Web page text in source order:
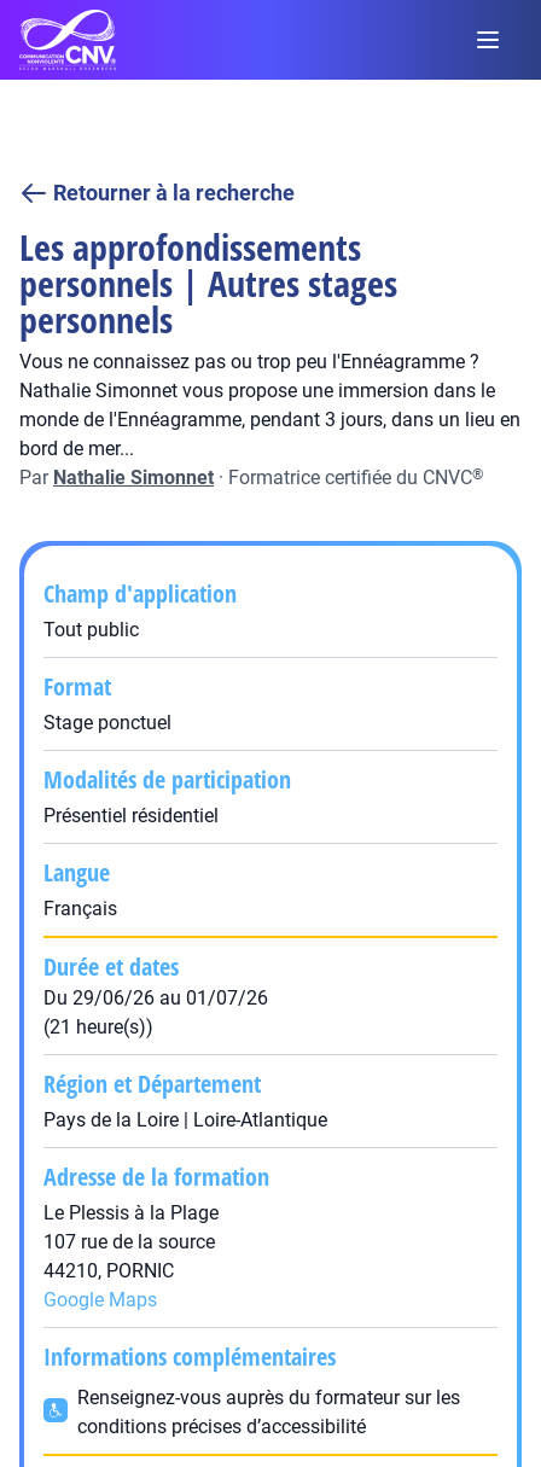
Retourner à la recherche
Les approfondissements
personnels | Autres stages
personnels
Vous ne connaissez pas ou trop peu l'Ennéagramme ?
Nathalie Simonnet vous propose une immersion dans le
monde de l'Ennéagramme, pendant 3 jours, dans un lieu en
bord de mer...
Par Nathalie Simonnet · Formatrice certifiée du CNVC®
Champ d'application
Tout public
Format
Stage ponctuel
Modalités de participation
Présentiel résidentiel
Langue
Français
Durée et dates
Du 29/06/26 au 01/07/26
(21 heure(s))
Région et Département
Pays de la Loire | Loire-Atlantique
Adresse de la formation
Le Plessis à la Plage
107 rue de la source
44210, PORNIC
Google Maps
Informations complémentaires
Renseignez-vous auprès du formateur sur les
conditions précises d’accessibilité